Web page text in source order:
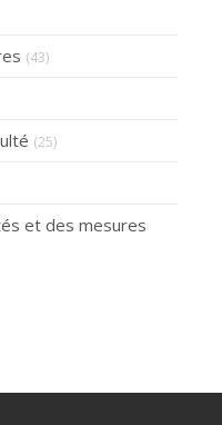
(43)
(25)
et des mesures